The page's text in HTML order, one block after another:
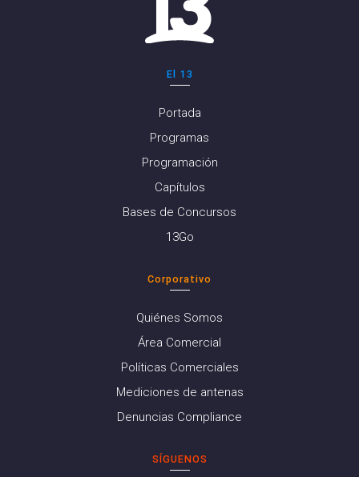
El 13
Portada
Programas
Programación
Capítulos
Bases de Concursos
13Go
Corporativo
Quiénes Somos
Área Comercial
Políticas Comerciales
Mediciones de antenas
Denuncias Compliance
SÍGUENOS